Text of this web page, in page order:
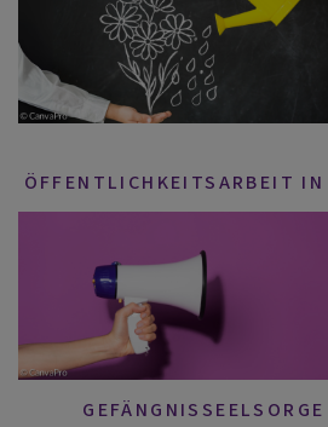
ÖFFENTLICHKEITSARBEIT IN